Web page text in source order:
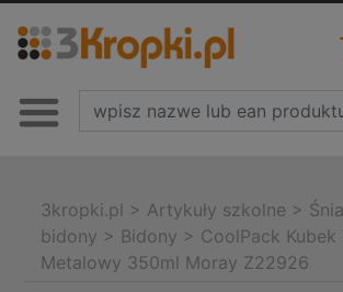
3kropki.pl > Artykuły szkolne >
bidony > Bidony > CoolPack Kubek
Metalowy 350ml Moray Z22926